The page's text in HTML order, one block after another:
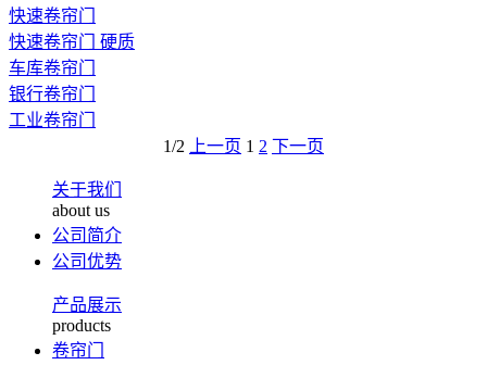
快速卷帘门
快速卷帘门 硬质
车库卷帘门
银行卷帘门
工业卷帘门
1/2
上一页 1 2 下一页
关于我们
about us
公司简介
公司优势
产品展示
products
卷帘门